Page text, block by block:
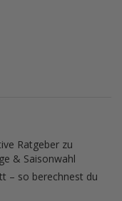
Ratgeber zu
& Saisonwahl
– so berechnest du